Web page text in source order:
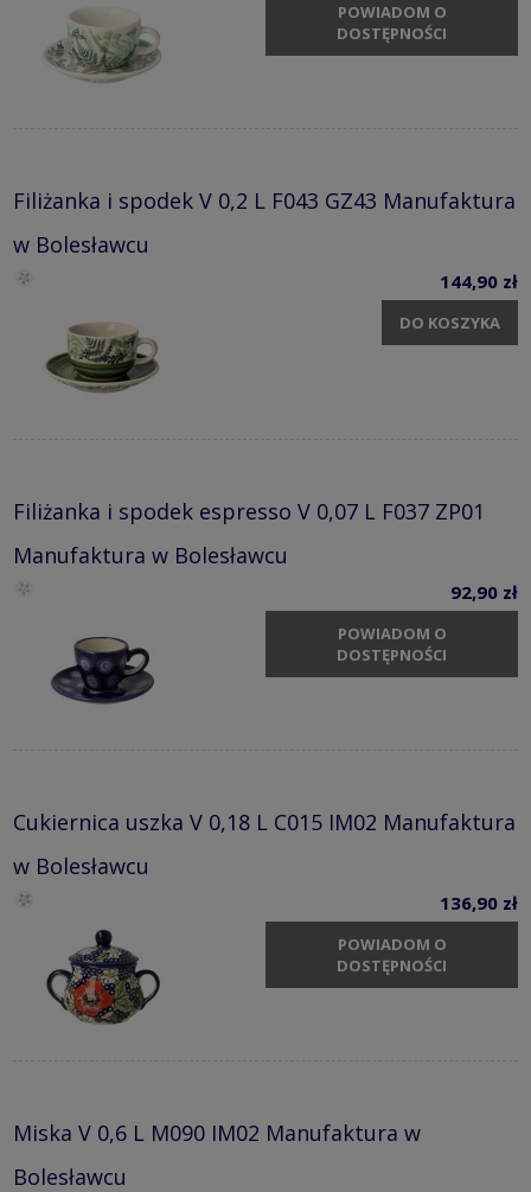
POWIADOM O
DOSTĘPNOŚCI
Filiżanka i spodek V 0,2 L F043 GZ43 Manufaktura
w Bolesławcu
144,90 zł
DO KOSZYKA
Filiżanka i spodek espresso V 0,07 L F037 ZP01
Manufaktura w Bolesławcu
92,90 zł
POWIADOM O
DOSTĘPNOŚCI
Cukiernica uszka V 0,18 L C015 IM02 Manufaktura
w Bolesławcu
136,90 zł
POWIADOM O
DOSTĘPNOŚCI
Miska V 0,6 L M090 IM02 Manufaktura w
Bolesławcu